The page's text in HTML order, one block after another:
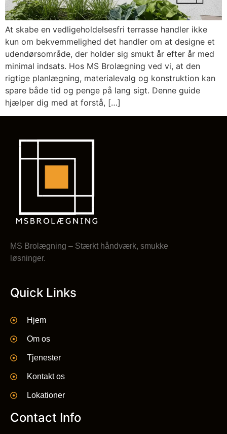
At skabe en vedligeholdelsesfri terrasse handler ikke
kun om bekvemmelighed det handler om at designe et
udendørsområde, der holder sig smukt år efter år med
minimal indsats. Hos MS Brolægning ved vi, at den
rigtige planlægning, materialevalg og konstruktion kan
spare både tid og penge på lang sigt. Denne guide
hjælper dig med at forstå, […]
MS Brolægning – Stærkt håndværk, smukke
løsninger.
Quick Links
Hjem
Om os
Tjenester
Kontakt os
Lokationer
Contact Info